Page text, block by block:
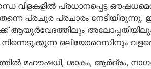
വിളകളിൽ പ്രധാനപ്പെട്ട
പ്രചുര പ്രചാരം നേടിയിരുന്നു.
ആയുർവേദത്തിലും അലോപ്പതിയിലും
ഒലിയോറെസിനും
മഹൗഷധി, ശാകം, ആർദ്രം,